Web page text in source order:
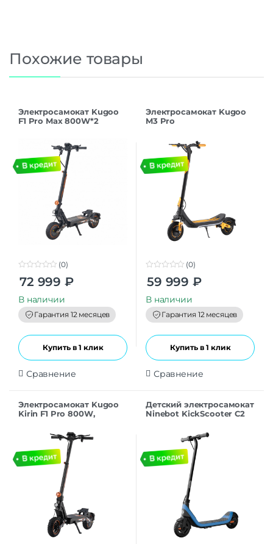
Похожие товары
Электросамокат Kugoo
F1 Pro Max 800W*2
o
t
o
f
5
(0)
72 999 ₽
В наличии
Гарантия 12 месяцев
Купить в 1 клик
Сравнение
Электросамокат Kugoo
M3 Pro
o
t
o
f
5
(0)
59 999 ₽
В наличии
Гарантия 12 месяцев
Купить в 1 клик
Сравнение
Электросамокат Kugoo
Kirin F1 Pro 800W,
Детский электросамокат
Ninebot KickScooter C2